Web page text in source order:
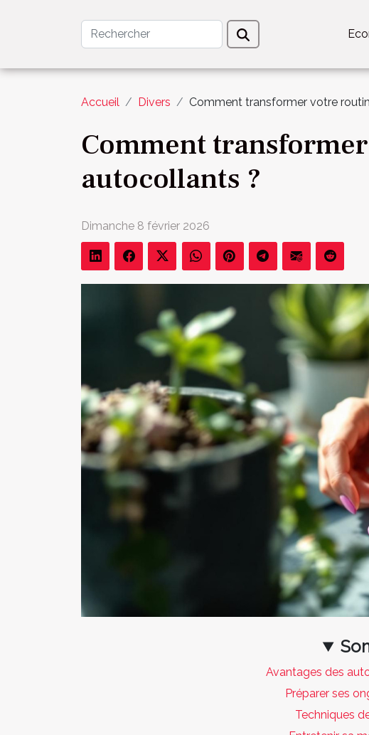
Accueil Divers Comment transformer votre
Comment
autocollants ?
Dimanche 8 février 2026
Avantages des
Préparer ses
Techniques